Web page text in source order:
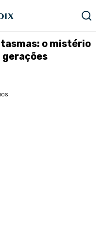
o mistério